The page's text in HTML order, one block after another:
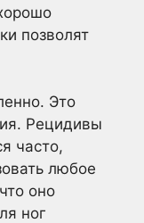
позволят
Это
Рецидивы
часто,
любое
оно
ног